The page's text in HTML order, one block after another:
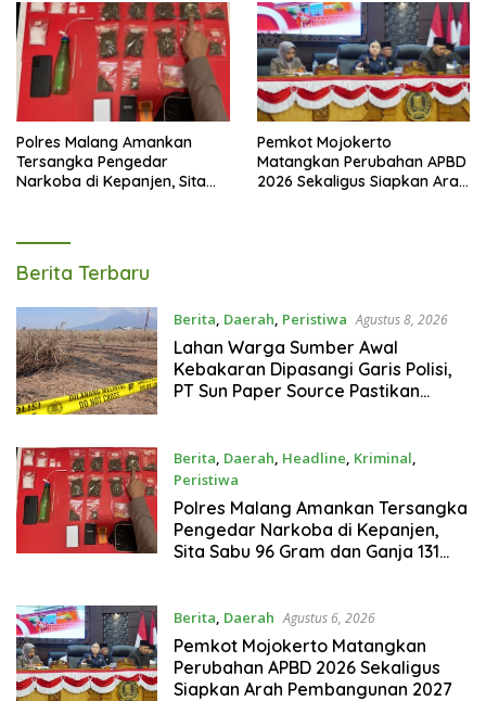
Polres Malang Amankan
Tersangka Pengedar
Narkoba di Kepanjen, Sita
Pemkot Mojokerto
Matangkan Perubahan APBD
2026 Sekaligus Siapkan Arah
Tagarterkini
Berita Terbaru
Berita, Daerah, Peristiwa Agustus 8, 2026
Lahan Warga Sumber Awal
Kebakaran Dipasangi Garis Polisi,
PT Sun Paper Source Pastikan
Berita, Daerah, Headline, Kriminal,
Peristiwa
Agustus 7, 2026
Polres Malang Amankan Tersangka
Pengedar Narkoba di Kepanjen,
Sita Sabu 96 Gram dan Ganja 131
Berita, Daerah Agustus 6, 2026
Pemkot Mojokerto Matangkan
Perubahan APBD 2026 Sekaligus
Siapkan Arah Pembangunan 2027